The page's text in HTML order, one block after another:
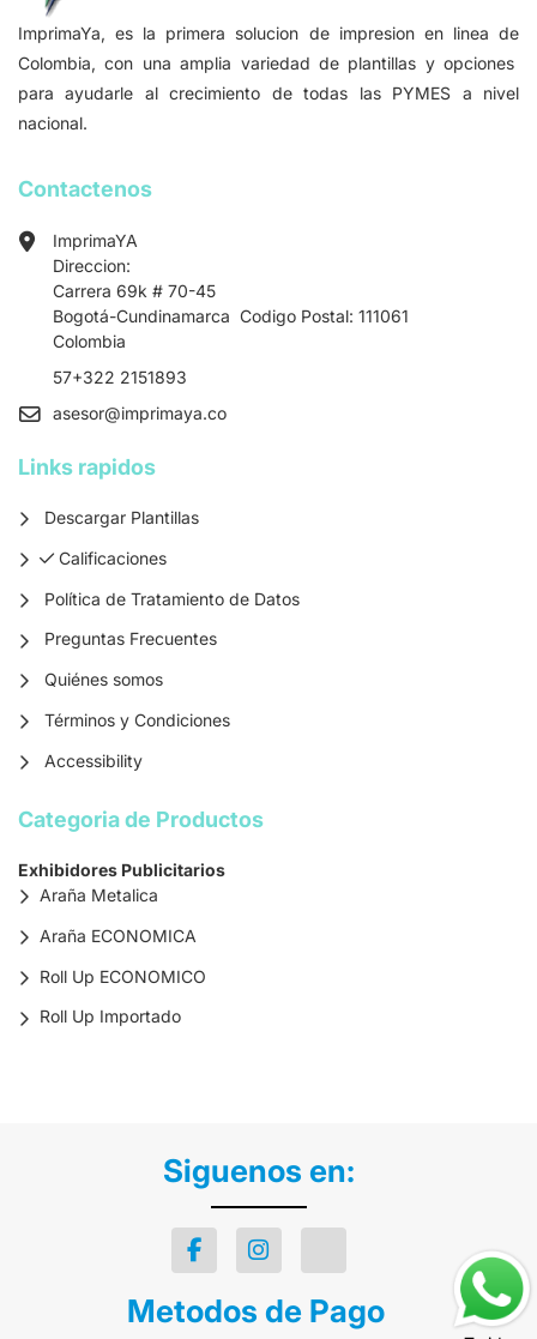
ImprimaYa, es la primera solucion de impresion en linea de
Colombia, con una amplia variedad de plantillas y opciones
para ayudarle al crecimiento de todas las PYMES a nivel
nacional.
Contactenos
ImprimaYA
Direccion:
Carrera 69k # 70-45
Bogotá-Cundinamarca Codigo Postal: 111061
Colombia
57+322 2151893
asesor@imprimaya.co
Links rapidos
Descargar Plantillas
Calificaciones
Calificaciones
Política de Tratamiento de Datos
Preguntas Frecuentes
Quiénes somos
Términos y Condiciones
Accessibility
Categoria de Productos
Exhibidores Publicitarios
Araña Metalica
Araña ECONOMICA
Roll Up ECONOMICO
Roll Up Importado
Siguenos en:
Metodos de Pago